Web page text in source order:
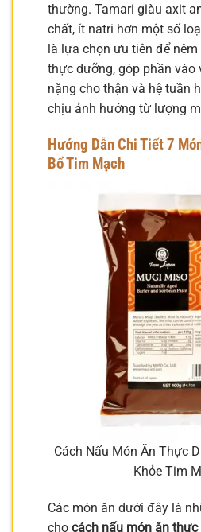
thường. Tamari giàu axit
chất, ít natri hơn một số
là lựa chọn ưu tiên để
thực dưỡng, góp phần vào
nặng cho thận và hệ tuần
chịu ảnh hưởng từ lượng
Hướng Dẫn Chi Tiết 7
Bổ Tim Mạch
Cách Nấu Món Ăn Thực
Khỏe Tim
Các món ăn dưới đây là
cho cách nấu món ăn